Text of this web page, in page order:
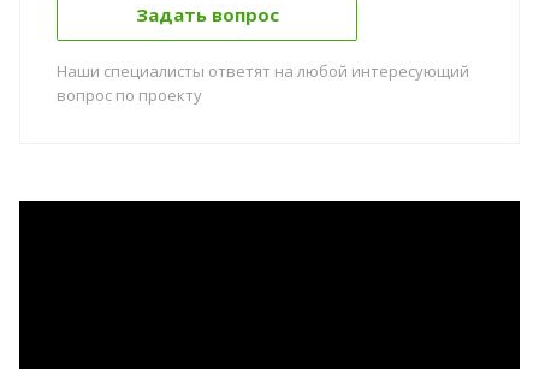
Задать вопрос
Наши специалисты ответят на любой интересующий
вопрос по проекту